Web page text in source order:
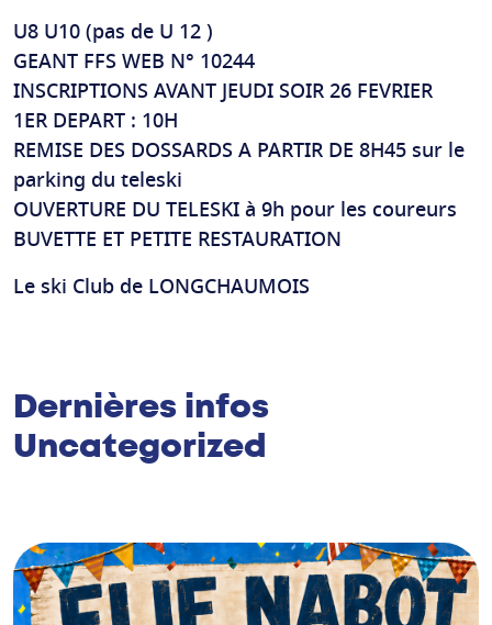
U8 U10 (pas de U 12 )
GEANT FFS WEB N° 10244
INSCRIPTIONS AVANT JEUDI SOIR 26 FEVRIER
1ER DEPART : 10H
REMISE DES DOSSARDS A PARTIR DE 8H45 sur le
parking du teleski
OUVERTURE DU TELESKI à 9h pour les coureurs
BUVETTE ET PETITE RESTAURATION
Le ski Club de LONGCHAUMOIS
Dernières infos
Uncategorized